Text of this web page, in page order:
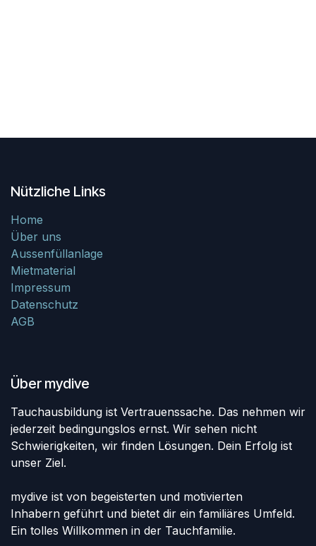
Nützliche Links
Home
Über uns
Aussenfüllanlage
Mietmaterial
Impressum
Datenschutz
AGB
Über mydive
Tauchausbildung ist Vertrauenssache. Das nehmen wir
jederzeit bedingungslos ernst. Wir sehen nicht
Schwierigkeiten, wir finden Lösungen. Dein Erfolg ist
unser Ziel.
mydive ist von begeisterten und motivierten
Inhabern geführt und bietet dir ein familiäres Umfeld.
Ein tolles Willkommen in der Tauchfamilie.